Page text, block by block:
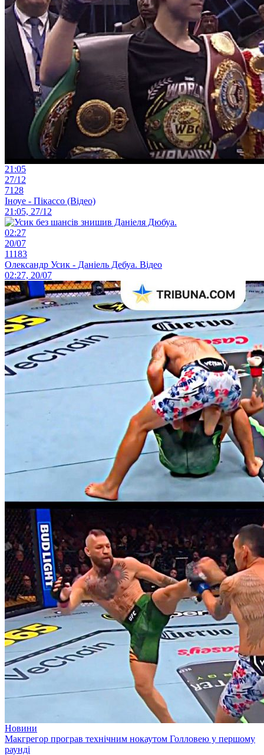
21:05
27/12
7128
Іноуе - Пікассо (Відео)
21:05, 27/12
02:27
20/07
11183
Олександр Усик - Даніель Дебуа. Відео
02:27, 20/07
Новини
Макгрегор програв технічним нокаутом Голловею у першому
раунді